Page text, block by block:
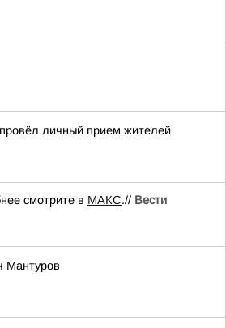
личный прием жителей
смотрите в МАКС.// Вести
Мантуров